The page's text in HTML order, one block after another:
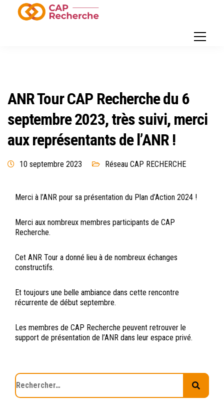
ANR Tour CAP Recherche du 6
septembre 2023, très suivi, merci
aux représentants de l’ANR !
10 septembre 2023 Réseau CAP RECHERCHE
Merci à l’ANR pour sa présentation du Plan d’Action 2024 !
Merci aux nombreux membres participants de CAP
Recherche.
Cet ANR Tour a donné lieu à de nombreux échanges
constructifs.
Et toujours une belle ambiance dans cette rencontre
récurrente de début septembre.
Les membres de CAP Recherche peuvent retrouver le
support de présentation de l’ANR dans leur espace privé.